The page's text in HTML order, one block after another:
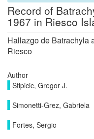
Record of
1967 in Riesco
Hallazgo de Batrachyla
Riesco
Author
Stipicic, Gregor J.
Simonetti-Grez, Gabriela
Fortes, Sergio